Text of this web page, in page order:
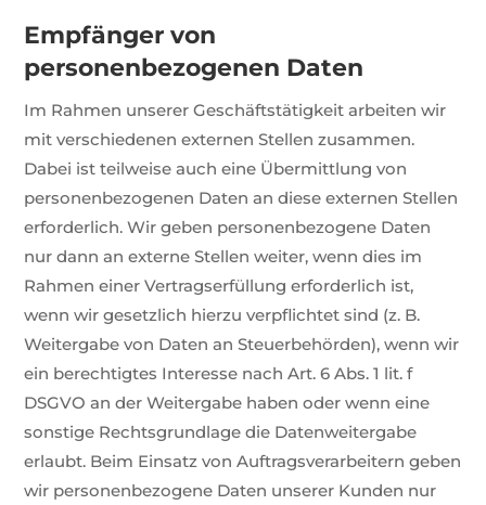
Empfänger von
personenbezogenen Daten
Im Rahmen unserer Geschäftstätigkeit arbeiten wir
mit verschiedenen externen Stellen zusammen.
Dabei ist teilweise auch eine Übermittlung von
personenbezogenen Daten an diese externen Stellen
erforderlich. Wir geben personenbezogene Daten
nur dann an externe Stellen weiter, wenn dies im
Rahmen einer Vertragserfüllung erforderlich ist,
wenn wir gesetzlich hierzu verpflichtet sind (z. B.
Weitergabe von Daten an Steuerbehörden), wenn wir
ein berechtigtes Interesse nach Art. 6 Abs. 1 lit. f
DSGVO an der Weitergabe haben oder wenn eine
sonstige Rechtsgrundlage die Datenweitergabe
erlaubt. Beim Einsatz von Auftragsverarbeitern geben
wir personenbezogene Daten unserer Kunden nur